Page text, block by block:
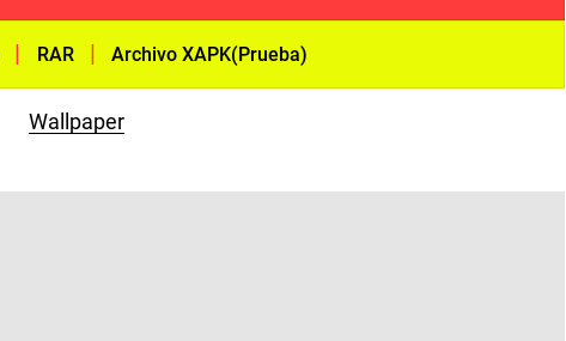
| RAR | Archivo XAPK(Prueba)
Wallpaper